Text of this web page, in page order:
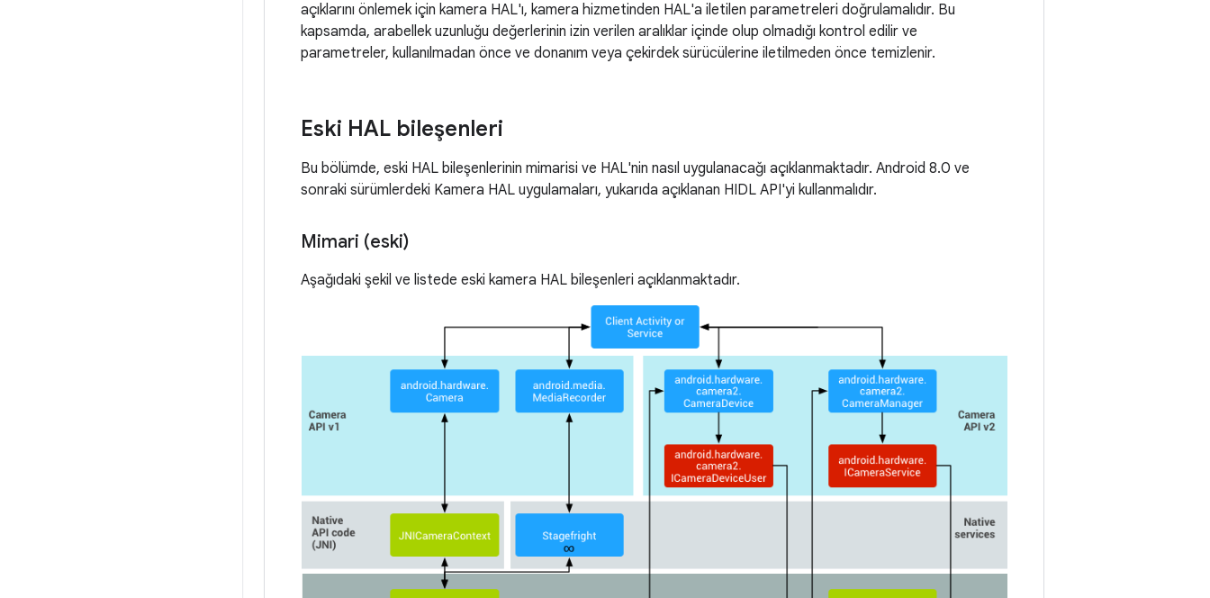
açıklarını önlemek için kamera HAL'ı, kamera hizmetinden HAL'a iletilen parametreleri doğrulamalıdır. Bu
kapsamda, arabellek uzunluğu değerlerinin izin verilen aralıklar içinde olup olmadığı kontrol edilir ve
parametreler, kullanılmadan önce ve donanım veya çekirdek sürücülerine iletilmeden önce temizlenir.
Eski HAL bileşenleri
Bu bölümde, eski HAL bileşenlerinin mimarisi ve HAL'nin nasıl uygulanacağı açıklanmaktadır. Android 8.0 ve
sonraki sürümlerdeki Kamera HAL uygulamaları, yukarıda açıklanan HIDL API'yi kullanmalıdır.
Mimari (eski)
Aşağıdaki şekil ve listede eski kamera HAL bileşenleri açıklanmaktadır.